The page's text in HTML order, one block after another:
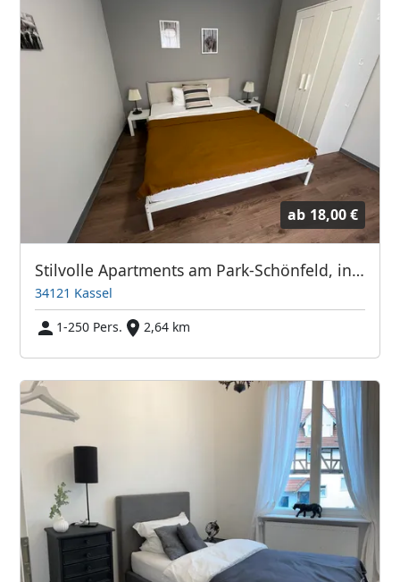
ab 18,00 €
Stilvolle Apartments am Park-Schönfeld, inkl. WLAN
34121 Kassel
1-250 Pers.
2,64 km